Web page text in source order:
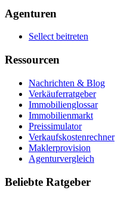
Agenturen
Sellect beitreten
Ressourcen
Nachrichten & Blog
Verkäuferratgeber
Immobilienglossar
Immobilienmarkt
Preissimulator
Verkaufskostenrechner
Maklerprovision
Agenturvergleich
Beliebte Ratgeber